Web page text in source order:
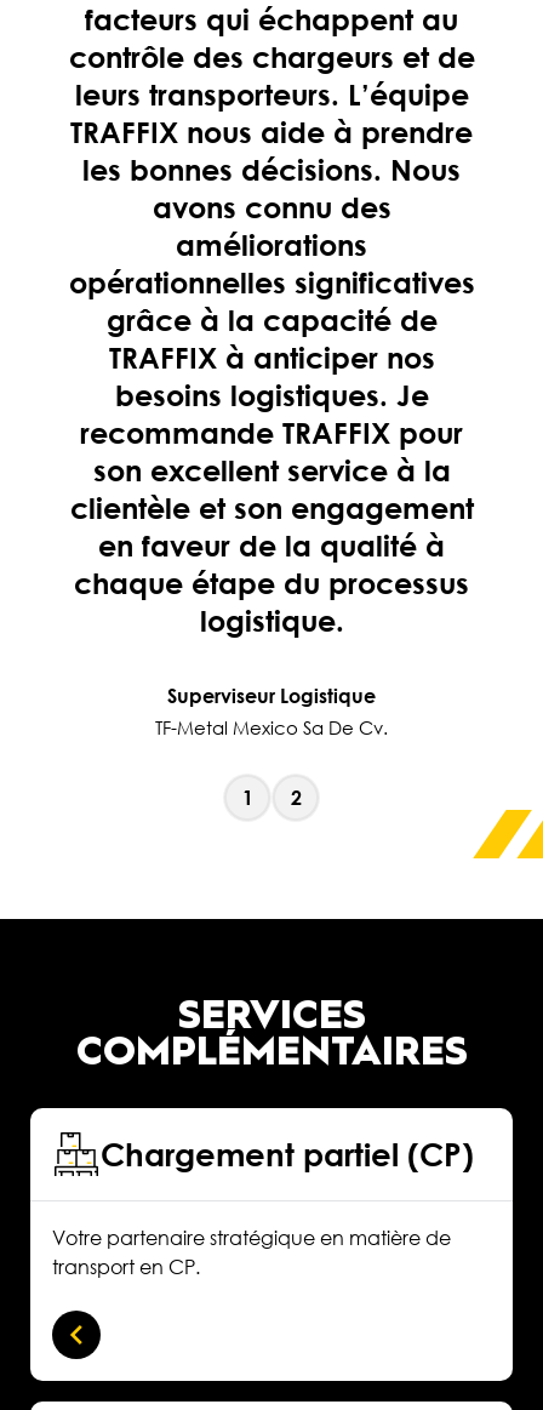
facteurs qui échappent au
contrôle des chargeurs et de
leurs transporteurs. L’équipe
TRAFFIX nous aide à prendre
les bonnes décisions. Nous
avons connu des
améliorations
opérationnelles significatives
grâce à la capacité de
TRAFFIX à anticiper nos
besoins logistiques. Je
recommande TRAFFIX pour
son excellent service à la
clientèle et son engagement
en faveur de la qualité à
chaque étape du processus
logistique.
Superviseur Logistique
TF-Metal Mexico Sa De Cv.
1 2
SERVICES
COMPLÉMENTAIRES
Chargement partiel (CP)
Votre partenaire stratégique en matière de
transport en CP.